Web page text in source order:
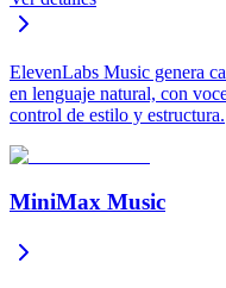
ElevenLabs Music genera
en lenguaje natural, con
control de estilo y estructura.
MiniMax Music